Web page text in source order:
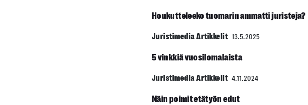
Houkutteleeko tuomarin ammatti juristeja?
Juristimedia Artikkelit 13.5.2025
5 vinkkiä vuosilomalaista
Juristimedia Artikkelit 4.11.2024
Näin poimit etätyön edut